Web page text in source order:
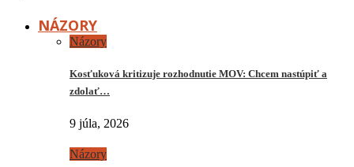
NÁZORY
Názory
Kosťuková kritizuje rozhodnutie MOV: Chcem nastúpiť a
zdolať…
9 júla, 2026
Názory